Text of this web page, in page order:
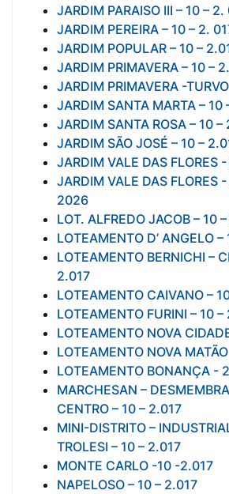
JARDIM PARAISO III – 10 – 2.
JARDIM PEREIRA – 10 – 2.
JARDIM POPULAR – 10 –
JARDIM PRIMAVERA – 10 –
JARDIM PRIMAVERA -
JARDIM SANTA MARTA – 10
JARDIM SANTA ROSA – 10 –
JARDIM SÃO JOSÉ – 10 –
JARDIM VALE DAS FLORES
JARDIM VALE DAS FLORES
2026
LOT. ALFREDO JACOB – 10
LOTEAMENTO D’ ANGELO
LOTEAMENTO BERNICHI –
2.017
LOTEAMENTO CAIVANO –
LOTEAMENTO FURINI – 10 –
LOTEAMENTO NOVA
LOTEAMENTO NOVA
LOTEAMENTO BONANÇA -
MARCHESAN –
CENTRO – 10 – 2.017
MINI-DISTRITO –
TROLESI – 10 – 2.017
MONTE CARLO -10 -2.017
NAPELOSO – 10 – 2.017